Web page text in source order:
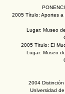
2005 Título: Aportes
Lugar: Museo
2005 Título: El
Lugar: Museo
2004
Universidad